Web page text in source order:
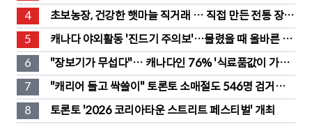
트리트 바뀐다”
4
초보농장, 건강한 햇마늘 직거래 … 직접 만든 전통 장류
도 판매
5
캐나다 야외활동 '진드기 주의보'…물렸을 때 올바른 대
처법은?
6
"장보기가 무섭다"… 캐나다인 76% '식료품값이 가장
부담'
7
"캐리어 들고 싹쓸이" 토론토 소매절도 546명 검거…
훔친 물건 재유통
8
토론토 '2026 코리아타운 스트리트 페스티벌' 개최